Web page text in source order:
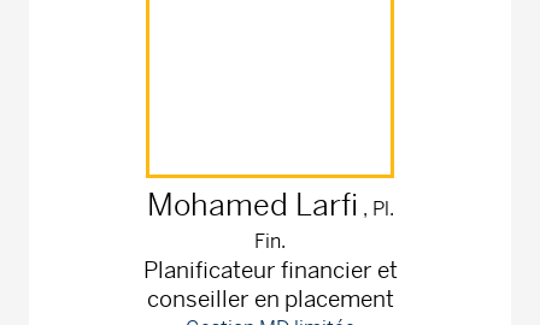
Mohamed Larfi , Pl.
Fin.
Planificateur financier et
conseiller en placement